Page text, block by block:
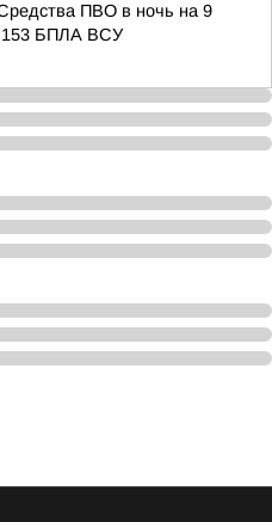
ПВО в ночь на 9
153 БПЛА ВСУ